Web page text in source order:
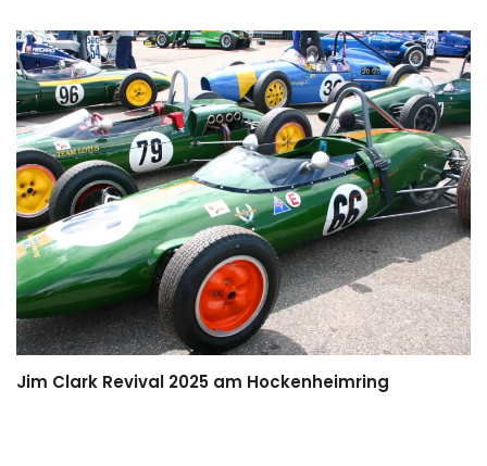
Jim Clark Revival 2025 am Hockenheimring